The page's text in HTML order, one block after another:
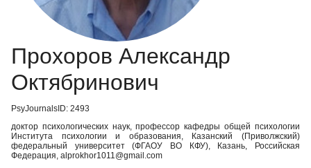
Прохоров Александр
Октябринович
PsyJournalsID: 2493
доктор психологических наук, профессор кафедры общей психологии
Института психологии и образования, Казанский (Приволжский)
федеральный университет (ФГАОУ ВО КФУ), Казань, Российская
Федерация, alprokhor1011@gmail.com